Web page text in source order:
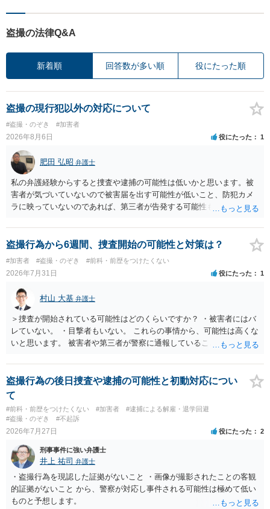
盗撮の法律Q&A
新着順 回答数が多い順 役にたった順
盗撮の現行犯以外の対応について
#盗撮・のぞき #加害者
2026年8月6日 役にたった 1
肥田 弘昭 弁護士
私の弁護経験からすると捜査や逮捕の可能性は低いかと思います。被
害者が気づいていないので被害届を出す可能性が低いこと、防犯カメ
ラに映っていないのであれば、第三者が告発する可能性も低いこと、
座る女性を盗撮(全体像写真1枚と5秒程度の動画)してしまいました。下
着や胸など強調したものではありません。」とありますが、少なくと
も捜査段階では性的姿態等撮影罪の被疑事実で逮捕勾留されるケース
が私の弁護経験では多くなった印象です（最終的には不起訴ないし各
都道府県の迷惑防止条例違反になることもあります）。2度としないこ
とをお勧めいたします。ご参考にしてください。
盗撮行為から6週間、捜査開始の可能性と対策は？
#加害者 #盗撮・のぞき #前科・前歴をつけたくない
2026年7月31日 役にたった 1
村山 大基 弁護士
＞捜査が開始されている可能性はどのくらいですか？ ・被害者にはバ
レていない。 ・目撃者もいない。 これらの事情から、可能性は高くな
いと思います。 被害者や第三者が警察に通報していることは考えにく
からです。 保護観察期間中とのことですので、 必要なら医師の診察を
受けるなども検討なさると良いと思います。
盗撮行為の後日捜査や逮捕の可能性と初動対応につい
て
#前科・前歴をつけたくない #加害者
#逮捕による解雇・退学回避
#盗撮・のぞき
#不起訴
2026年7月27日 役にたった 2
刑事事件に強い弁護士
井上 祐司 弁護士
・盗撮行為を現認した証拠がないこと ・画像が撮影されたことの客観
的証拠がないこと から、警察が対応し事件される可能性は極めて低い
ものと予想します。